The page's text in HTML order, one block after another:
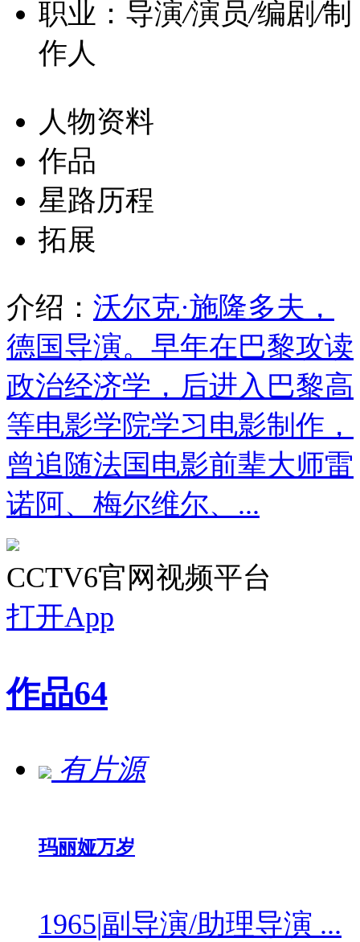
职业：导演/演员/编剧/制
作人
人物资料
作品
星路历程
拓展
介绍： 沃尔克·施隆多夫，
德国导演。早年在巴黎攻读
政治经济学，后进入巴黎高
等电影学院学习电影制作，
曾追随法国电影前辈大师雷
诺阿、梅尔维尔、...
CCTV6官网视频平台
打开App
作品64
有片源
玛丽娅万岁
1965|副导演/助理导演 ...